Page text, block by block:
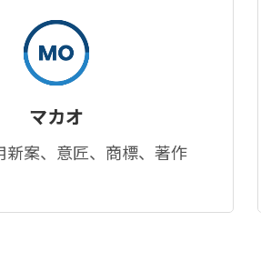
マカオ
新案、意匠、商標、著作